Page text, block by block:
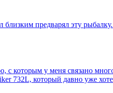
близким предварял эту
с которым у меня связано
732L, который давно уже